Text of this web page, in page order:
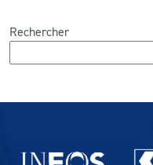
Rechercher
Partenaires du lausanne-